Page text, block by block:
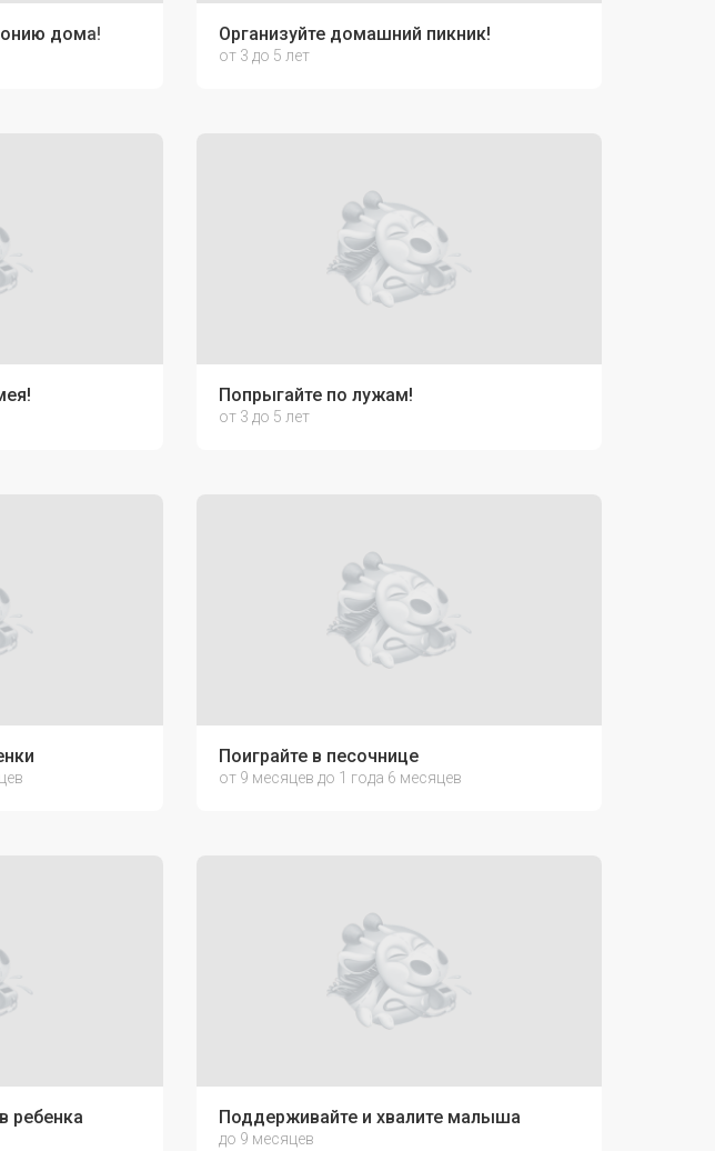
дома! Организуйте домашний пикник!
от 3 до 5 лет
Попрыгайте по лужам!
от 3 до 5 лет
Поиграйте в песочнице
от 9 месяцев до 1 года 6 месяцев
ребенка Поддерживайте и хвалите малыша
до 9 месяцев